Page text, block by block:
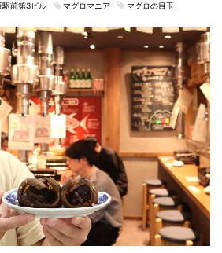
駅前第3ビル マグロマニア マグロの目玉